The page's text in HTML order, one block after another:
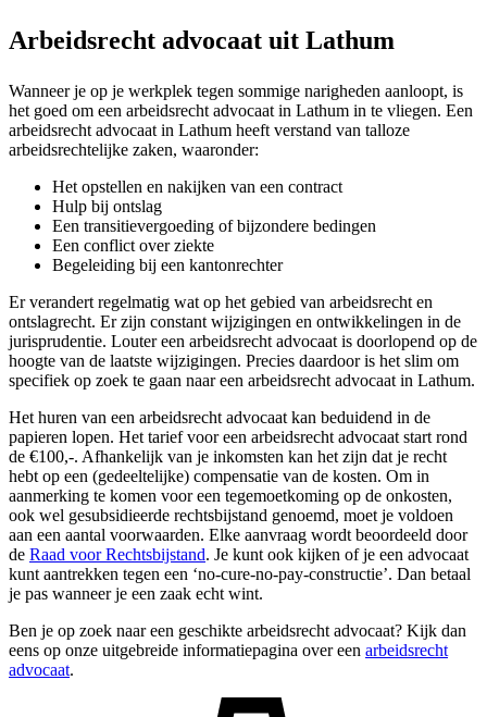
Arbeidsrecht advocaat uit Lathum
Wanneer je op je werkplek tegen sommige narigheden aanloopt, is
het goed om een arbeidsrecht advocaat in Lathum in te vliegen. Een
arbeidsrecht advocaat in Lathum heeft verstand van talloze
arbeidsrechtelijke zaken, waaronder:
Het opstellen en nakijken van een contract
Hulp bij ontslag
Een transitievergoeding of bijzondere bedingen
Een conflict over ziekte
Begeleiding bij een kantonrechter
Er verandert regelmatig wat op het gebied van arbeidsrecht en
ontslagrecht. Er zijn constant wijzigingen en ontwikkelingen in de
jurisprudentie. Louter een arbeidsrecht advocaat is doorlopend op de
hoogte van de laatste wijzigingen. Precies daardoor is het slim om
specifiek op zoek te gaan naar een arbeidsrecht advocaat in Lathum.
Het huren van een arbeidsrecht advocaat kan beduidend in de
papieren lopen. Het tarief voor een arbeidsrecht advocaat start rond
de €100,-. Afhankelijk van je inkomsten kan het zijn dat je recht
hebt op een (gedeeltelijke) compensatie van de kosten. Om in
aanmerking te komen voor een tegemoetkoming op de onkosten,
ook wel gesubsidieerde rechtsbijstand genoemd, moet je voldoen
aan een aantal voorwaarden. Elke aanvraag wordt beoordeeld door
de Raad voor Rechtsbijstand. Je kunt ook kijken of je een advocaat
kunt aantrekken tegen een ‘no-cure-no-pay-constructie’. Dan betaal
je pas wanneer je een zaak echt wint.
Ben je op zoek naar een geschikte arbeidsrecht advocaat? Kijk dan
eens op onze uitgebreide informatiepagina over een arbeidsrecht
advocaat.